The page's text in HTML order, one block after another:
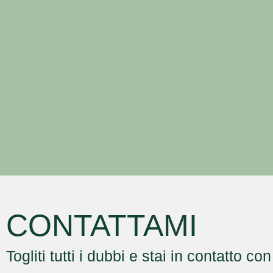
CONTATTAMI
Togliti tutti i dubbi e stai in contatto